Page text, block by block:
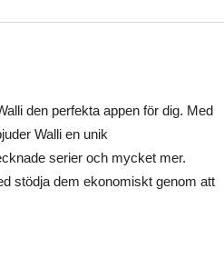
den perfekta appen för dig. Med
Walli en unik
serier och mycket mer.
stödja dem ekonomiskt genom att